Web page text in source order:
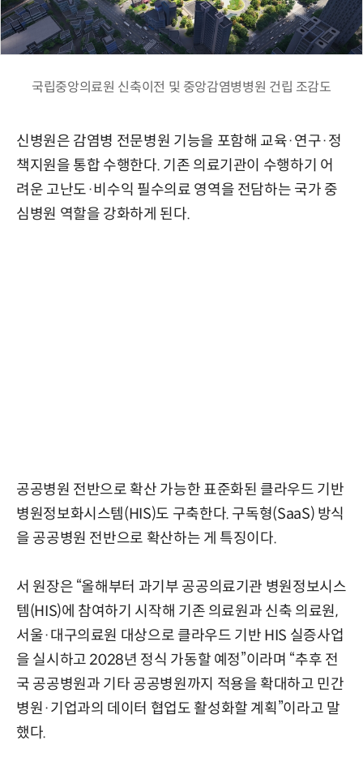
국립중앙의료원 신축이전 및 중앙감염병병원 건립 조감도
신병원은 감염병 전문병원 기능을 포함해 교육·연구·정
책지원을 통합 수행한다. 기존 의료기관이 수행하기 어
려운 고난도·비수익 필수의료 영역을 전담하는 국가 중
심병원 역할을 강화하게 된다.
공공병원 전반으로 확산 가능한 표준화된 클라우드 기반
병원정보화시스템(HIS)도 구축한다. 구독형(SaaS) 방식
을 공공병원 전반으로 확산하는 게 특징이다.
서 원장은 “올해부터 과기부 공공의료기관 병원정보시스
템(HIS)에 참여하기 시작해 기존 의료원과 신축 의료원,
서울·대구의료원 대상으로 클라우드 기반 HIS 실증사업
을 실시하고 2028년 정식 가동할 예정”이라며 “추후 전
국 공공병원과 기타 공공병원까지 적용을 확대하고 민간
병원·기업과의 데이터 협업도 활성화할 계획”이라고 말
했다.